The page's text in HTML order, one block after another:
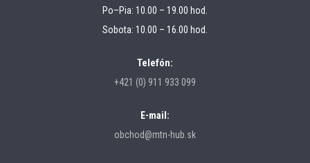
Po–Pia: 10.00 – 19.00 hod.
Sobota: 10.00 – 16.00 hod.
Telefón:
+421 (0) 911 933 099
E-mail:
obchod@mtn-hub.sk